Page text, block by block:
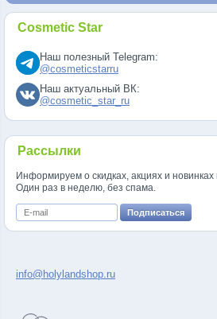
Cosmetic Star
Наш полезный Telegram:
@cosmeticstarru
Наш актуальный ВК:
@cosmetic_star_ru
Рассылки
Информируем о скидках, акциях и новинках
Один раз в неделю, без спама.
info@holylandshop.ru